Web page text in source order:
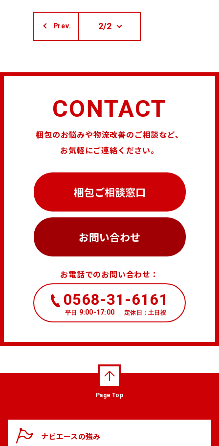
2/2
Prev.
CONTACT
梱包のお悩みや物流改善のご相談など、
お気軽にご連絡ください。
梱包ご相談窓口
お問い合わせ
お電話でのお問い合わせ：
0568-31-6161
平日 9:00-17:00 定休日：土日祝
Page Top
ナビエースの強み